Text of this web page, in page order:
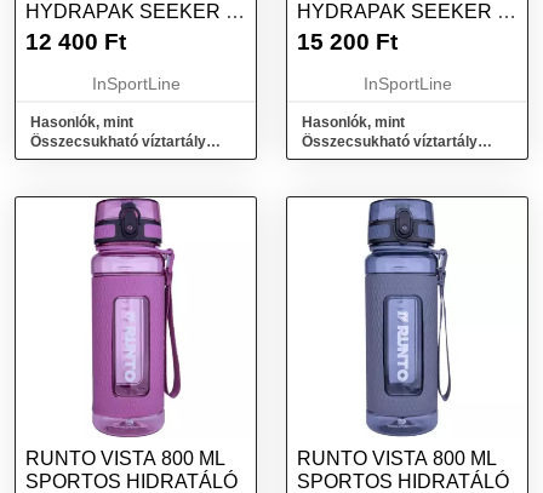
HYDRAPAK SEEKER 3
L MAMUT SZÜRKE
12 400 Ft
InSportLine
Hasonlók, mint
Összecsukható víztartály
HydraPak Seeker 3 l Mamut
HYDRAPAK SEEKER 4
L 2022 MAMUT
15 200 Ft
InSportLine
Hasonlók, mint
Összecsukható víztartály
HydraPak Seeker 4 l 2022
RUNTO VISTA 800 ML
SPORTOS HIDRATÁLÓ
RUNTO VISTA 800 ML
SPORTOS HIDRATÁLÓ